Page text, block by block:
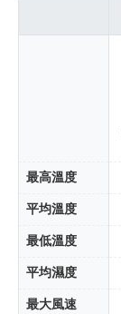
最高溫度
平均溫度
最低溫度
平均濕度
最大風速